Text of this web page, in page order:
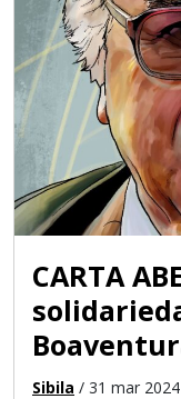
CARTA
Sibila / 31 mar